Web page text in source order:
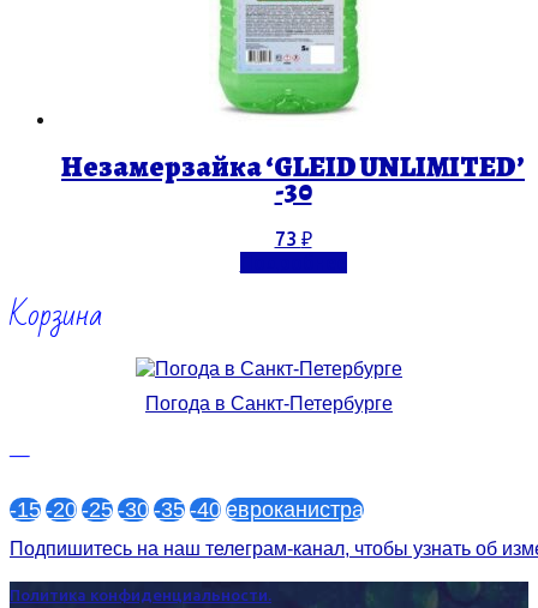
Незамерзайка ‘GLEID UNLIMITED’
-30
73 ₽
Корзина
Погода в Санкт-Петербурге
—
-15 -20 -25 -30 -35 -40 евроканистра
Подпишитесь на наш телеграм-канал, чтобы узнать об
Политика конфиденциальности.